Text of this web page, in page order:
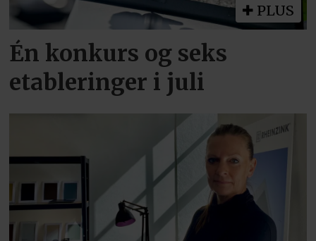
PLUS
Én konkurs og seks
etableringer i juli